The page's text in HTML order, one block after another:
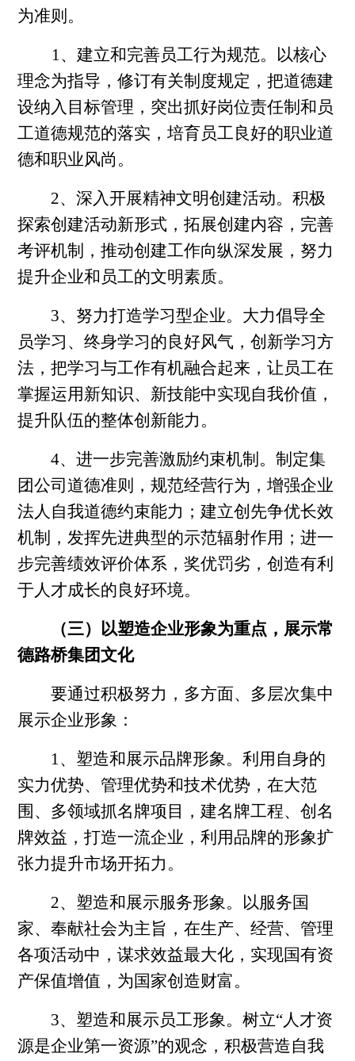
为准则。
1、建立和完善员工行为规范。以核心
理念为指导，修订有关制度规定，把道德建
设纳入目标管理，突出抓好岗位责任制和员
工道德规范的落实，培育员工良好的职业道
德和职业风尚。
2、深入开展精神文明创建活动。积极
探索创建活动新形式，拓展创建内容，完善
考评机制，推动创建工作向纵深发展，努力
提升企业和员工的文明素质。
3、努力打造学习型企业。大力倡导全
员学习、终身学习的良好风气，创新学习方
法，把学习与工作有机融合起来，让员工在
掌握运用新知识、新技能中实现自我价值，
提升队伍的整体创新能力。
4、进一步完善激励约束机制。制定集
团公司道德准则，规范经营行为，增强企业
法人自我道德约束能力；建立创先争优长效
机制，发挥先进典型的示范辐射作用；进一
步完善绩效评价体系，奖优罚劣，创造有利
于人才成长的良好环境。
（三）以塑造企业形象为重点，展示常
德路桥集团文化
要通过积极努力，多方面、多层次集中
展示企业形象：
1、塑造和展示品牌形象。利用自身的
实力优势、管理优势和技术优势，在大范
围、多领域抓名牌项目，建名牌工程、创名
牌效益，打造一流企业，利用品牌的形象扩
张力提升市场开拓力。
2、塑造和展示服务形象。以服务国
家、奉献社会为主旨，在生产、经营、管理
各项活动中，谋求效益最大化，实现国有资
产保值增值，为国家创造财富。
3、塑造和展示员工形象。树立“人才资
源是企业第一资源”的观念，积极营造自我